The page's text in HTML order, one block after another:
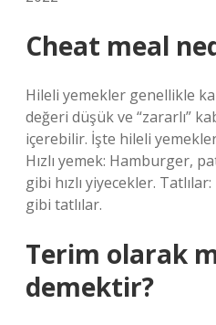
Cheat meal
Hileli yemekler genellikle
değeri düşük ve “zararlı”
içerebilir. İşte hileli
Hızlı yemek: Hamburger,
gibi hızlı yiyecekler.
gibi tatlılar.
Terim olarak
demektir?